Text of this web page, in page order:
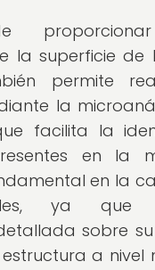
la superficie de
permite
la
facilita la
en la
en la
ya que
sobre
a nivel